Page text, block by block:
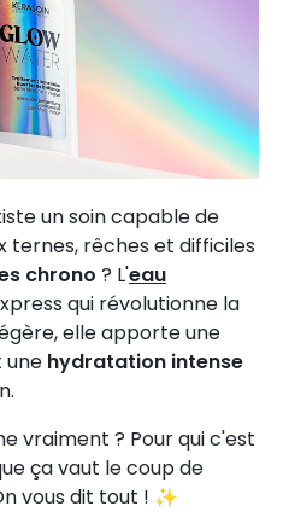
un soin capable de
ternes, rêches et difficiles
chrono ? L'eau
qui révolutionne la
elle apporte une
une hydratation intense
.
vraiment ? Pour qui c'est
ça vaut le coup de
vous dit tout ! ✨